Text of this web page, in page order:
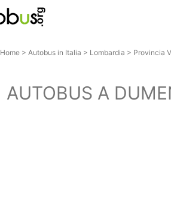
Home> Autobus in Italia > Lombardia > Provincia
AUTOBUS A